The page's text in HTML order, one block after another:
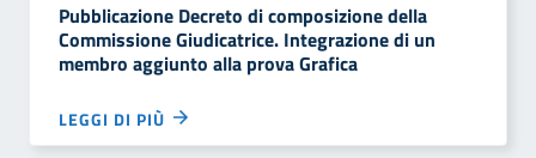
Pubblicazione Decreto di composizione della
Commissione Giudicatrice. Integrazione di un
membro aggiunto alla prova Grafica
LEGGI DI PIÙ